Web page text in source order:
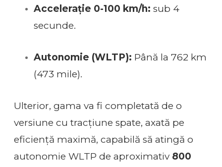
Accelerație 0-100 km/h: sub 4
secunde.
Autonomie (WLTP): Până la 762 km
(473 mile).
Ulterior, gama va fi completată de o
versiune cu tracțiune spate, axată pe
eficiență maximă, capabilă să atingă o
autonomie WLTP de aproximativ 800